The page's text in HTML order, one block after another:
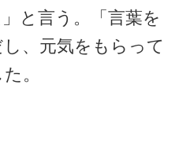
と言う。「言葉を
、元気をもらって
。